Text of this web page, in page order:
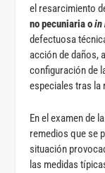
el resarcimiento
no pecuniaria oin
defectuosa
acción de daños,
configuración de
especiales tras la
En el examen de
remedios que se
situación
las medidas